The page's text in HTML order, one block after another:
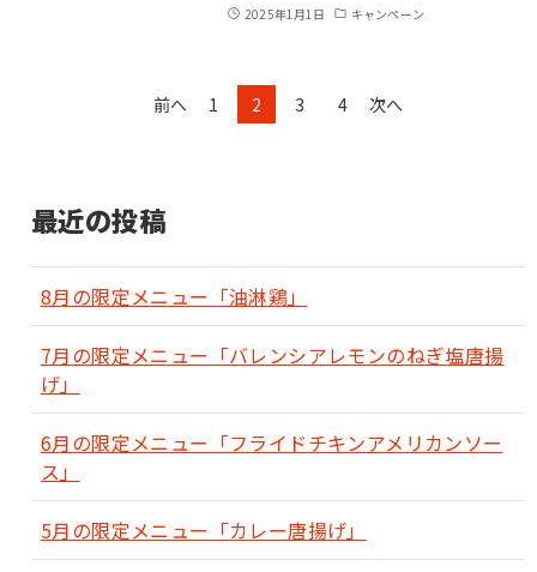
2025年1月1日 キャンペーン
前へ 1 2 3 4 次へ
最近の投稿
8月の限定メニュー「油淋鶏」
7月の限定メニュー「バレンシアレモンのねぎ塩唐揚
げ」
6月の限定メニュー「フライドチキンアメリカンソー
ス」
5月の限定メニュー「カレー唐揚げ」